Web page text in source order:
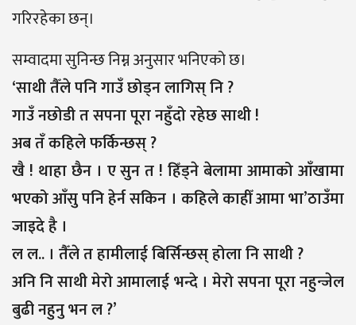
गरिरहेका छन्।
सम्वादमा सुनिन्छ निम्न अनुसार भनिएको छ।
‘साथी तैँले पनि गाउँ छोड्न लागिस् नि ?
गाउँ नछोडी त सपना पूरा नहुँदो रहेछ साथी !
अब तँ कहिले फर्किन्छस् ?
खै ! थाहा छैन । ए सुन त ! हिँड्ने बेलामा आमाको आँखामा
भएको आँसु पनि हेर्न सकिन । कहिले काहीँ आमा भा’ठाउँमा
जाइदे है ।
ल ल.. । तैँले त हामीलाई बिर्सिन्छस् होला नि साथी ?
अनि नि साथी मेरो आमालाई भन्दे । मेरो सपना पूरा नहुन्जेल
बुढी नहुनु भन ल ?’